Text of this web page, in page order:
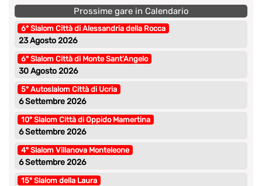
Prossime gare in Calendario
6° Slalom Città di Alessandria della Rocca
23 Agosto 2026
6° Slalom Città di Monte Sant’Angelo
30 Agosto 2026
5° Autoslalom Città di Ucria
6 Settembre 2026
10° Slalom Città di Oppido Mamertina
6 Settembre 2026
4° Slalom Villanova Monteleone
6 Settembre 2026
15° Slalom della Laura